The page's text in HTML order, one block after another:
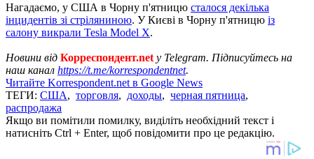
Нагадаємо, у США в Чорну п'ятницю сталося декілька
інцидентів зі стріляниною. У Києві в Чорну п'ятницю із
салону викрали Tesla Model X.
Новини від Корреспондент.net у Telegram. Підписуйтесь на
наш канал https://t.me/korrespondentnet.
Читайте Korrespondent.net в Google News
ТЕГИ: США, торговля, доходы, черная пятница,
распродажа
Якщо ви помітили помилку, виділіть необхідний текст і
натисніть Ctrl + Enter, щоб повідомити про це редакцію.